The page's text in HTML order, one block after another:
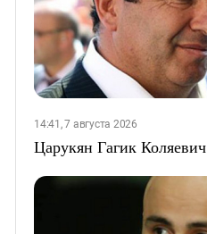
14:41, 7 августа 2026
Царукян Гагик Коляевич